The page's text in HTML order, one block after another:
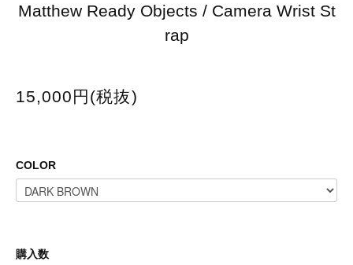
Matthew Ready Objects / Camera Wrist St
rap
15,000円(税抜)
COLOR
購入数